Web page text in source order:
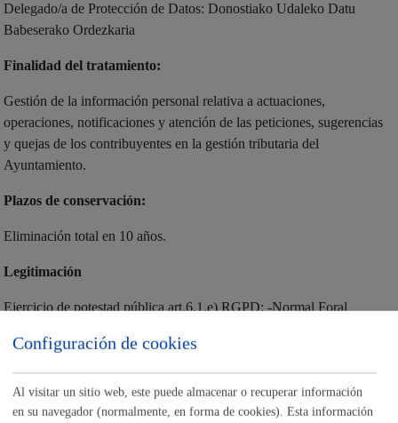
Delegado/a de Protección de Datos: Donostiako Udaleko Datu
Babeserako Ordezkaria
Finalidad del tratamiento:
Gestión de la información personal relativa a actuaciones,
operaciones, notificaciones y atención de las peticiones, sugerencias
y quejas de los contribuyentes en la gestión tributaria del
Ayuntamiento.
Plazos de conservación:
Eliminación total en 10 años.
Legitimación
Ejercicio de potestad pública art.6.1.e) RGPD: -Normal Foral
de Tracción Mecánica. -Norma Foral 11/1989, de 5 de Julio,
reguladora de las Haciendas Locales de Gipuzkoa. -Norma Foral
12/1989, de 5 de julio, de Gipuzkoa, del Impuesto sobre Bienes
Inmuebles. -Ordenanza del Impuesto de Bienes Inmuebles. -Norma
Configuración de cookies
Al visitar un sitio web, este puede almacenar o recuperar información
en su navegador (normalmente, en forma de cookies). Esta información